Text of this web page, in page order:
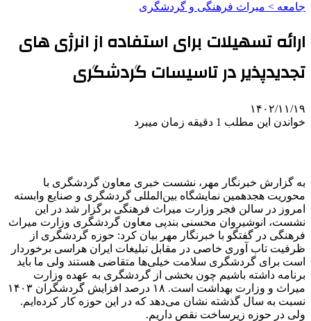
جامعه > میراث فرهنگی و گردشگری
ارائه تسهیلات برای استفاده از انرژی های
تجدیدپذیر در تاسیسات گردشگری
۱۴۰۲/۱۱/۱۹
خواندن این مطلب 1 دقیقه زمان میبرد
به گزارش خبرنگار مهر، نشست خبری معاون گردشگری با
محوریت هجدهمین نمایشگاه بین‌المللی گردشگری و صنایع وابسته
امروز در سالن فجر وزارت میراث فرهنگی برگزار شد در این
نشست، انوشیروان محسنی بندپی معاون گردشگری وزارت میراث
فرهنگی در گفتگو با خبرنگار مهر بیان کرد: حوزه گردشگری از
ظرفیت تاب آوری خاصی در مقابل تبلیغات ایران هراسی برخوردار
است برای گردشگری سلامت خیلی‌ها متقاضی هستند ولی ما باید
برنامه داشته باشیم چون بخشی از گردشگری به عهده وزارت
میراث و وزارت بهداشت است. ۱۸ درصد افزایش گردشگران
نسبت به سال گذشته نشان می‌دهد که در این حوزه کار کرده‌ایم.
ولی در حوزه زیرساخت نقص داریم.